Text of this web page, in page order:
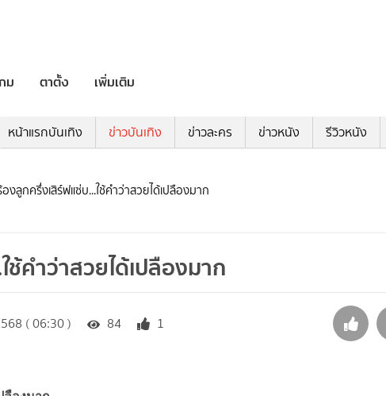
ม ตาตั้ง เพิ่มเติม
หน้าแรกบันเทิง ข่าวบันเทิง ข่าวละคร ข่าวหนัง รีวิวหนัง
งลูกครึ่งเสิร์ฟแซ่บ...ใช้คำว่าสวยได้เปลืองมาก
คำว่าสวยได้เปลืองมาก
( 06:30 ) 84 1